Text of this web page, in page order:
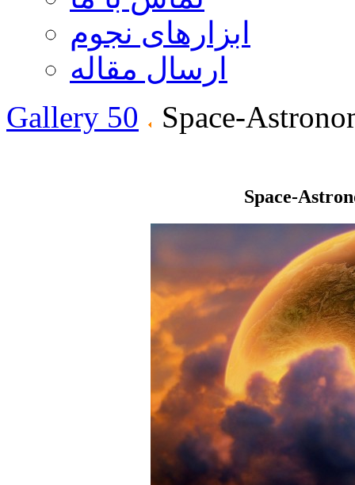
ابزارهای نجوم
ارسال مقاله
Gallery 50
Space-
Space-